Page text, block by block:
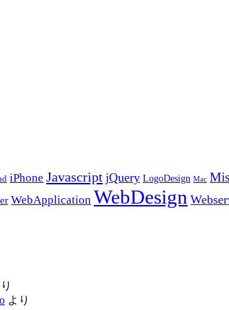
iPhone Javascript jQuery LogoDesign Mac
WebApplication WebDesign
より